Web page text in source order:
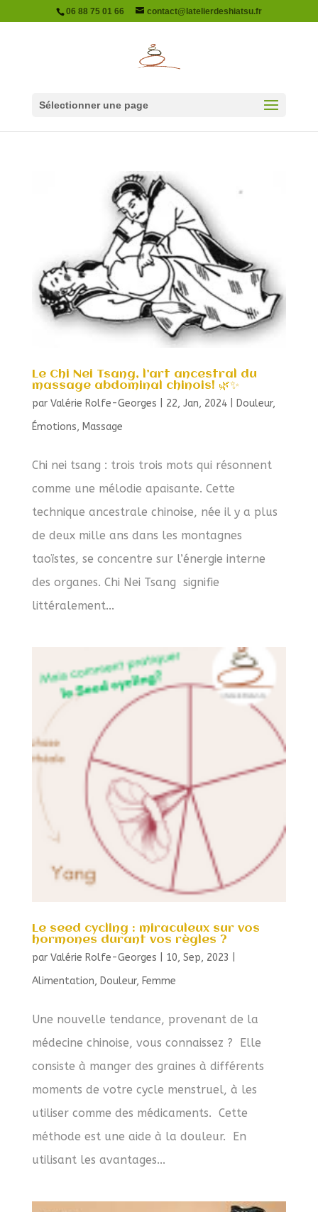
06 88 75 01 66 contact@latelierdeshiatsu.fr
Sélectionner une page
Le Chi Nei Tsang, l’art ancestral du
massage abdominal chinois! 🌿✨
par Valérie Rolfe-Georges 22, Jan, 2024| Douleur,
Émotions, Massage
Chi nei tsang : trois trois mots qui résonnent
comme une mélodie apaisante. Cette
technique ancestrale chinoise, née il y a plus
de deux mille ans dans les montagnes
taoïstes, se concentre sur l’énergie interne
des organes. Chi Nei Tsang signifie
littéralement...
Le seed cycling : miraculeux sur vos
hormones durant vos règles ?
par Valérie Rolfe-Georges 10, Sep, 2023
Alimentation, Douleur, Femme
Une nouvelle tendance, provenant de la
médecine chinoise, vous connaissez ? Elle
consiste à manger des graines à différents
moments de votre cycle menstruel, à les
utiliser comme des médicaments. Cette
méthode est une aide à la douleur. En
utilisant les avantages...